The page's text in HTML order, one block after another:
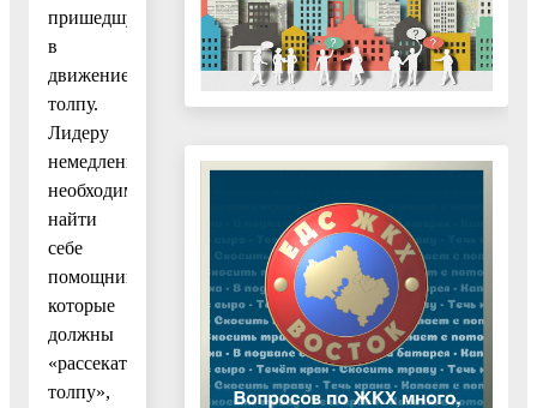
пришедшую
в
движение
толпу.
Лидеру
немедленно
необходимо
найти
себе
помощников,
которые
должны
«рассекать
толпу»,